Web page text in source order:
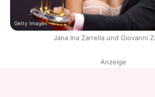
Getty Images
Jana Ina Zarrella und Giovanni
Anzeige